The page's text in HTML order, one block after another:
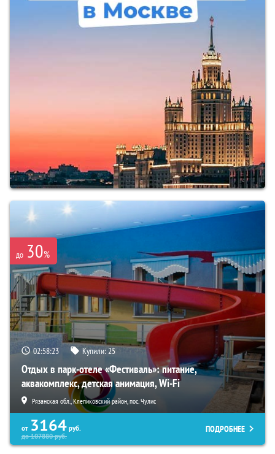
до 30%
02:58:21 Купили:25
Отдых в парк-отеле «Фестиваль»: питание,
аквакомплекс, детская анимация, Wi-Fi
Рязанская обл., Клепиковский район, пос. Чулис
от 3164 руб.
до107880руб.
ПОДРОБНЕЕ